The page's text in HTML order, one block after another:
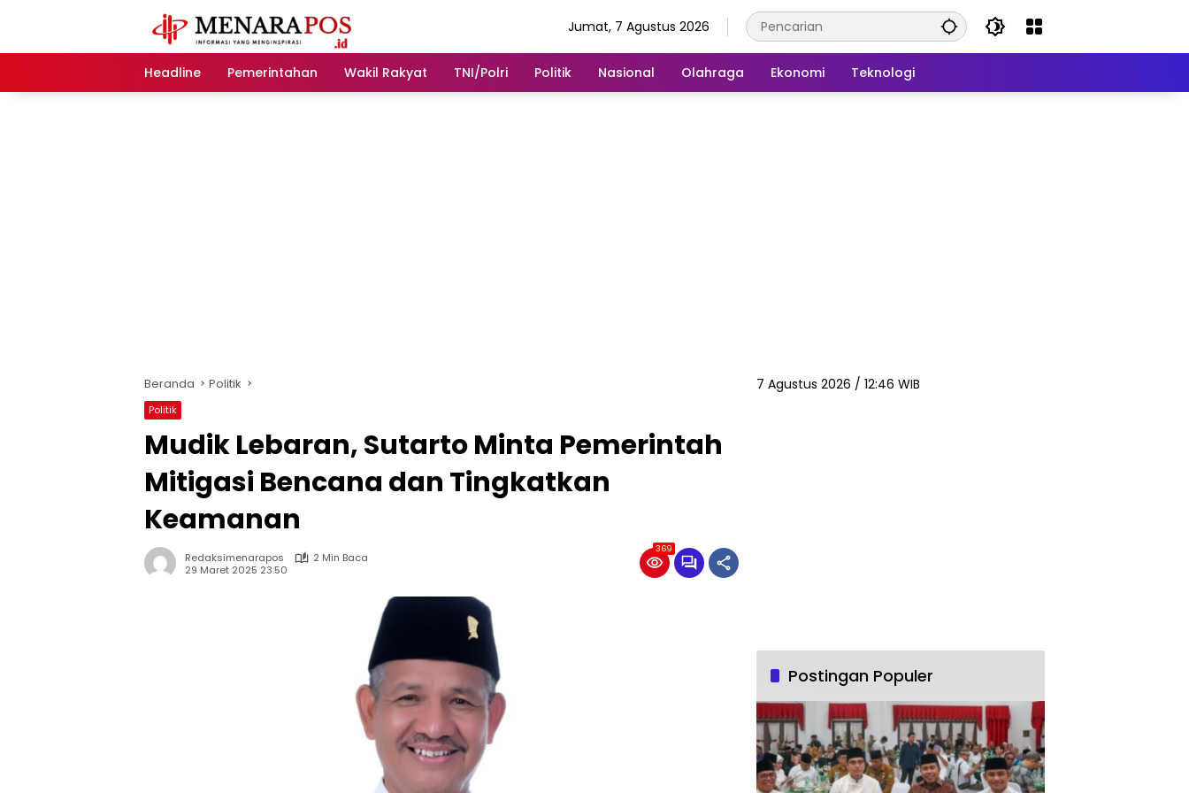
Jumat, 7 Agustus 2026
Headline Pemerintahan Wakil Rakyat TNI/Polri Politik Nasional Olahraga Ekonomi Teknologi
Beranda Politik
Politik
Mudik Lebaran, Sutarto Minta Pemerintah
Mitigasi Bencana dan Tingkatkan
Keamanan
Redaksimenarapos
2 Min Baca
29 Maret 2025 23:50
369
7 Agustus 2026 / 12:46 WIB
Postingan Populer